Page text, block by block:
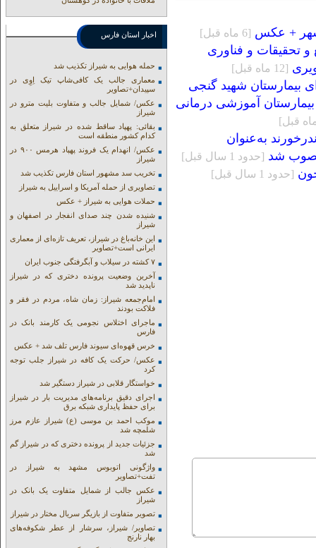
+ عکس [6 ماه قبل]
و تحقیقات و فناوری
[12 ماه قبل]
بیمارستان شهید گنجی
آموزشی درمانی
به‌عنوان
شد [حدود 1 سال قبل]
[حدود 1 سال قبل]
اخبار استان فارس
حمله هوایی به شیراز تکذیب شد
معماری جالب یک کافی‌شاپ تیک اِوِی در
سپیدان+تصاویر
عکس/ شمایل جالب و متفاوت بلیت مترو در
شیراز
بقائی: پهپاد ساقط شده در شیراز متعلق به
کدام کشور منطقه است
عکس/ انهدام یک فروند پهپاد هرمس ۹۰۰ در
شیراز
تخریب سد مشهور استان فارس تکذیب شد
تصاویری از حمله آمریکا و اسراییل به شیراز
حملات هوایی به شیراز + عکس
شنیده شدن چند صدای انفجار در اصفهان و
شیراز
این خانه‌باغ در شیراز، تعریف تازه‌ای از معماری
ایرانی است+تصاویر
۷ کشته در سیلاب و آبگرفتگی جنوب ایران
آخرین وضعیت پرونده دختری که در شیراز
ناپدید شد
امام‌جمعه شیراز: زمان شاه، مردم در فقر و
فلاکت بودند
ماجرای اختلاس نجومی یک کارمند بانک در
فارس
خرس قهوه‌ای سیوند فارس تلف شد + عکس
عکس/ حرکت یک کافه در شیراز جلب توجه
کرد
خواستگار قلابی در شیراز دستگیر شد
اجرای دقیق برنامه‌های مدیریت بار در شیراز
برای حفظ پایداری شبکه برق
موکب احمد بن موسی (ع) شیراز عازم مرز
شلمچه شد
جزئیات جدید از پرونده دختری که در شیراز گم
شد
واژگونی اتوبوس مشهد به شیراز در
تفت+تصاویر
عکس جالب از شمایل متفاوت یک بانک در
شیراز
تصویر متفاوت از بازیگر سریال مختار در شیراز
تصاویر/ شیراز، سرشار از عطر شکوفه‌های
بهار نارنج